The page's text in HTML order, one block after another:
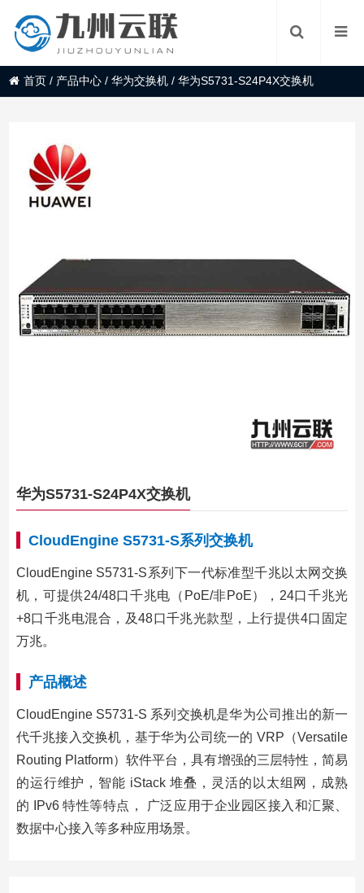
首页 / 产品中心 /华为交换机 /华为S5731-S24P4X交换机
华为S5731-S24P4X交换机
CloudEngine S5731-S系列交换机
CloudEngine S5731-S系列下一代标准型千兆以太网交换
机，可提供24/48口千兆电（PoE/非PoE），24口千兆光
+8口千兆电混合，及48口千兆光款型，上行提供4口固定
万兆。
产品概述
CloudEngine S5731-S 系列交换机是华为公司推出的新一
代千兆接入交换机，基于华为公司统一的 VRP（Versatile
Routing Platform）软件平台，具有增强的三层特性，简易
的运行维护，智能 iStack 堆叠，灵活的以太组网，成熟
的 IPv6 特性等特点， 广泛应用于企业园区接入和汇聚、
数据中心接入等多种应用场景。